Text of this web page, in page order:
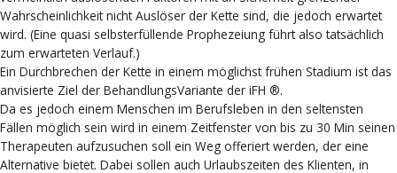
Wahrscheinlichkeit nicht Auslöser der Kette sind, die jedoch erwartet
wird. (Eine quasi selbsterfüllende Prophezeiung führt also tatsächlich
zum erwarteten Verlauf.)
Ein Durchbrechen der Kette in einem möglichst frühen Stadium ist das
anvisierte Ziel der BehandlungsVariante der iFH ®.
Da es jedoch einem Menschen im Berufsleben in den seltensten
Fällen möglich sein wird in einem Zeitfenster von bis zu 30 Min seinen
Therapeuten aufzusuchen soll ein Weg offeriert werden, der eine
Alternative bietet. Dabei sollen auch Urlaubszeiten des Klienten, in